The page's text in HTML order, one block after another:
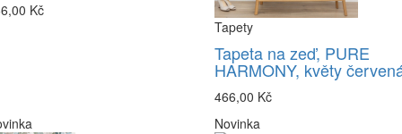
Kč
Tapety
Tapeta na zeď, PURE
HARMONY, květy
466,00 Kč
Novinka